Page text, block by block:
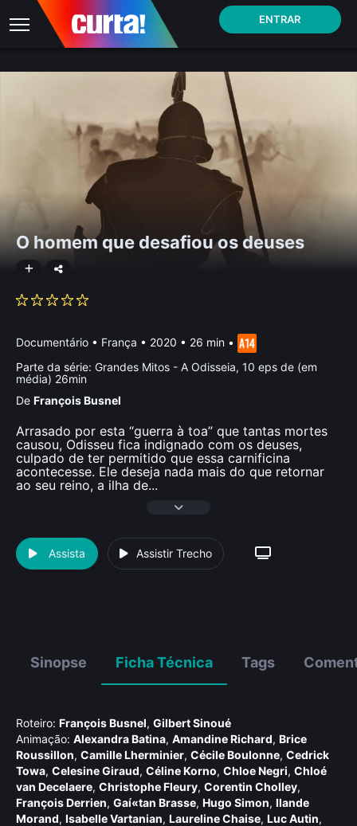
ENTRAR
O homem que desafiou os deuses
Documentário • França • 2020 • 26 min •
Parte da série: Grandes Mitos - A Odisseia, 10 eps de (em
média) 26min
De François Busnel
Arrasado por esta “guerra à toa” que tantas mortes
causou, Odisseu fica indignado com os deuses,
culpado de ter permitido que essa carnificina
acontecesse. Ele deseja nada mais do que retornar
ao seu reino, a ilha de...
Assista Assistir Trecho
Sinopse Ficha Técnica Tags
Roteiro: François Busnel, Gilbert Sinoué
Animação: Alexandra Batina, Amandine Richard, Brice
Roussillon, Camille Lherminier, Cécile Boulonne, Cedrick
Towa, Celesine Giraud, Céline Korno, Chloe Negri, Chloé
van Decelaere, Christophe Fleury, Corentin Cholley,
François Derrien, Gaí«tan Brasse, Hugo Simon, Ilande
Morand, Isabelle Vartanian, Laureline Chaise, Luc Autin,